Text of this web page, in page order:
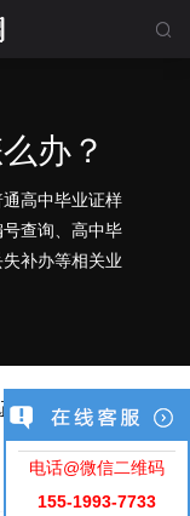

电话@微信二维码
155-1993-7733
办？
高中毕业证样
查询、高中毕
补办等相关业
样本图片高清模板